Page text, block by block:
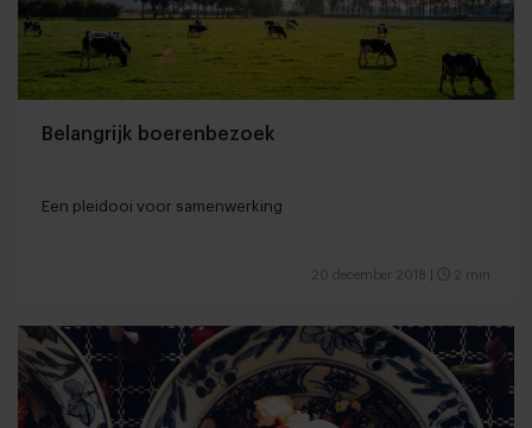
Belangrijk boerenbezoek
Een pleidooi voor samenwerking
20 december 2018 2 min